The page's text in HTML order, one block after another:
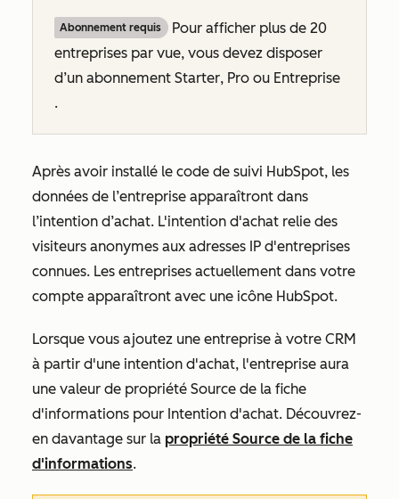
Abonnement requis
Pour afficher plus de 20
entreprises par vue, vous devez disposer
d’un abonnement Starter, Pro ou Entreprise
.
Après avoir installé le code de suivi HubSpot, les
données de l’entreprise apparaîtront dans
l’intention d’achat. L'intention d'achat relie des
visiteurs anonymes aux adresses IP d'entreprises
connues. Les entreprises actuellement dans votre
compte apparaîtront avec une icône HubSpot.
Lorsque vous ajoutez une entreprise à votre CRM
à partir d'une intention d'achat, l'entreprise aura
une valeur de propriété Source de la fiche
d'informations pour Intention d'achat. Découvrez-
en davantage sur la propriété Source de la fiche
d'informations.